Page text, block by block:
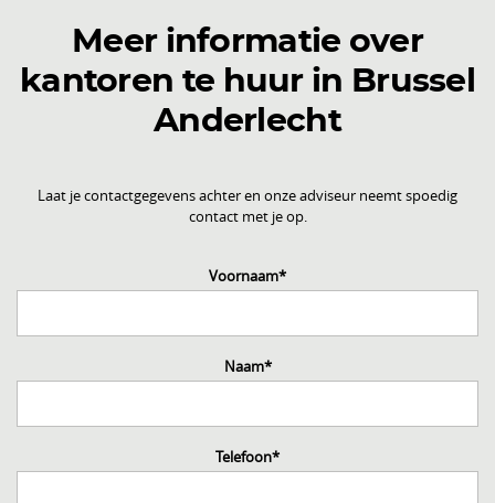
Meer informatie over
kantoren te huur in Brussel
Anderlecht
Laat je contactgegevens achter en onze adviseur neemt spoedig
contact met je op.
Voornaam*
Naam*
Telefoon*